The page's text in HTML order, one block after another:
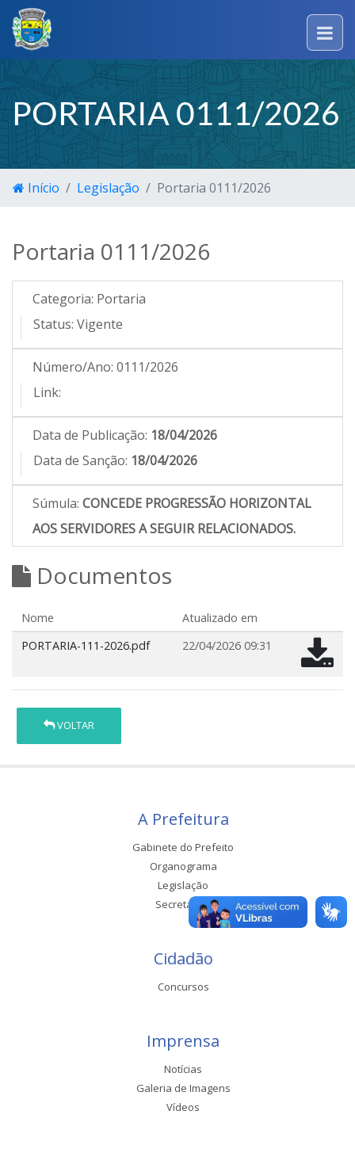
PORTARIA 0111/2026
Início Legislação Portaria 0111/2026
Portaria 0111/2026
Categoria: Portaria
Status: Vigente
Número/Ano: 0111/2026
Link:
Data de Publicação: 18/04/2026
Data de Sanção: 18/04/2026
Súmula: CONCEDE PROGRESSÃO HORIZONTAL
AOS SERVIDORES A SEGUIR RELACIONADOS.
Documentos
Nome
Atualizado em
PORTARIA-111-2026.pdf
22/04/2026 09:31
VOLTAR
A Prefeitura
Gabinete do Prefeito
Organograma
Legislação
Secretarias
Cidadão
Concursos
Imprensa
Notícias
Galeria de Imagens
Vídeos